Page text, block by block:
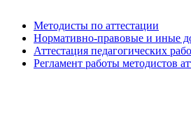
Методисты по аттестации
Нормативно-правовые и иные
Аттестация педагогических
Регламент работы методистов